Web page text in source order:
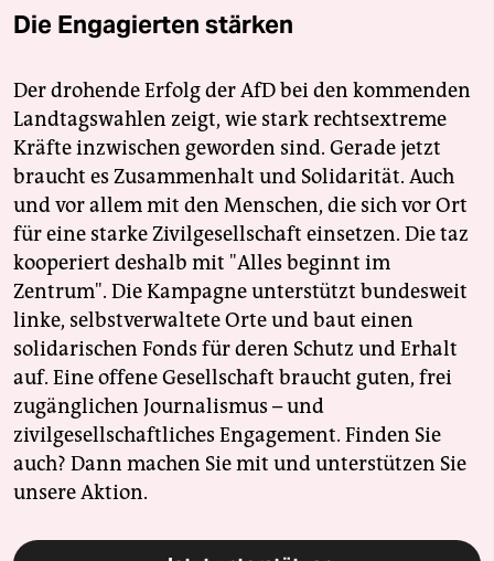
Die Engagierten stärken
Der drohende Erfolg der AfD bei den kommenden
Landtagswahlen zeigt, wie stark rechtsextreme
Kräfte inzwischen geworden sind. Gerade jetzt
braucht es Zusammenhalt und Solidarität. Auch
und vor allem mit den Menschen, die sich vor Ort
für eine starke Zivilgesellschaft einsetzen. Die taz
kooperiert deshalb mit "Alles beginnt im
Zentrum". Die Kampagne unterstützt bundesweit
linke, selbstverwaltete Orte und baut einen
solidarischen Fonds für deren Schutz und Erhalt
auf. Eine offene Gesellschaft braucht guten, frei
zugänglichen Journalismus – und
zivilgesellschaftliches Engagement. Finden Sie
auch? Dann machen Sie mit und unterstützen Sie
unsere Aktion.